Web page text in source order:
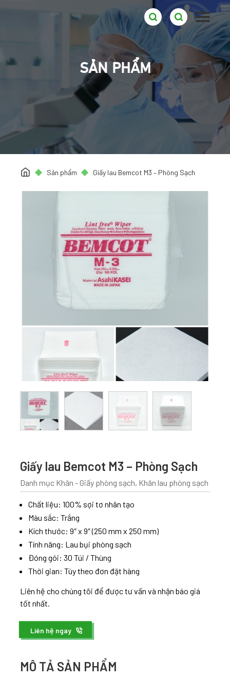
SẢN PHẨM
Sản phẩm Giấy lau Bemcot M3 – Phòng Sạch
Giấy lau Bemcot M3 – Phòng Sạch
Danh mục Khăn - Giấy phòng sạch, Khăn lau phòng sạch
Chất liệu: 100% sợi tơ nhân tạo
Màu sắc: Trắng
Kích thước: 9″ x 9″ (250 mm x 250 mm)
Tính năng: Lau bụi phòng sạch
Đóng gói: 30 Túi / Thùng
Thời gian: Tùy theo đơn đặt hàng
Liên hệ cho chúng tôi để được tư vấn và nhận báo giá
tốt nhất.
Liên hệ ngay
MÔ TẢ SẢN PHẨM